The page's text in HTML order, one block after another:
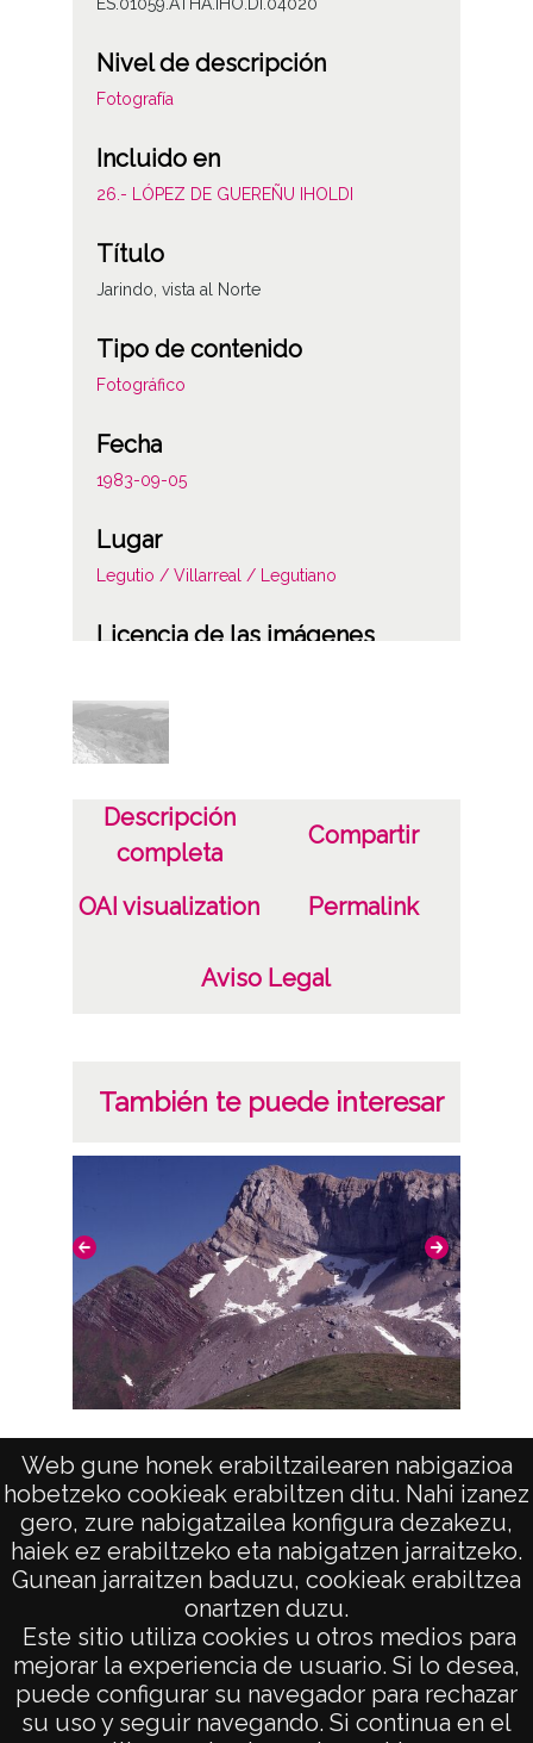
Web gune honek erabiltzailearen nabigazioa
hobetzeko cookieak erabiltzen ditu. Nahi izanez
gero, zure nabigatzailea konfigura dezakezu,
haiek ez erabiltzeko eta nabigatzen jarraitzeko.
Gunean jarraitzen baduzu, cookieak erabiltzea
onartzen duzu.
Este sitio utiliza cookies u otros medios para
mejorar la experiencia de usuario. Si lo desea,
puede configurar su navegador para rechazar
su uso y seguir navegando. Si continua en el
Nivel de descripción
Fotografía
Incluido en
26.- LÓPEZ DE GUEREÑU IHOLDI
Título
Jarindo, vista al Norte
Tipo de contenido
Fotográfico
Fecha
1983-09-05
Lugar
Legutio / Villarreal / Legutiano
Licencia de las imágenes
Descripción
completa
Compartir
OAI visualization Permalink
Aviso Legal
También te puede interesar
Paisajes y montes de Huesca: Hecho
AVISO LEGAL
POLÍTICA DE PRIVACIDAD
ACCESIBILIDAD
ATENCIÓN CIUDADANA